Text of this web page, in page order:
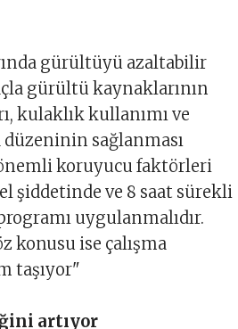
gürültüyü azaltabilir
gürültü kaynaklarının
kulaklık kullanımı ve
düzeninin sağlanması
önemli koruyucu faktörleri
şiddetinde ve 8 saat sürekli
uygulanmalıdır.
konusu ise çalışma
taşıyor"
artıyor